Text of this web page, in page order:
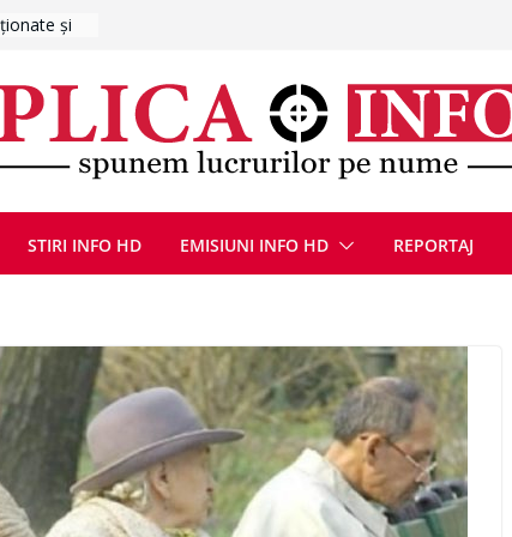
ÎN
STIRI INFO HD EMISIUNI INFO HD REPORTAJ